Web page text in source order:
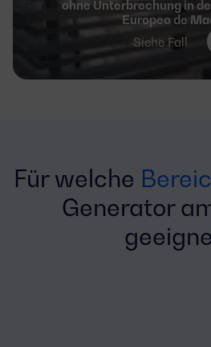
ohne Unterbrechung in
Europeo de
Siehe Fall
Für welche
Generator